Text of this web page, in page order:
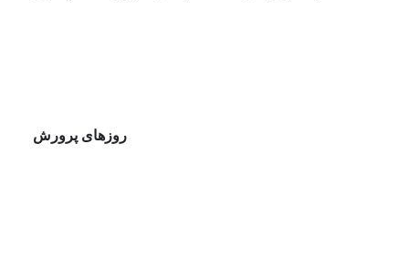
روزهای پرورش